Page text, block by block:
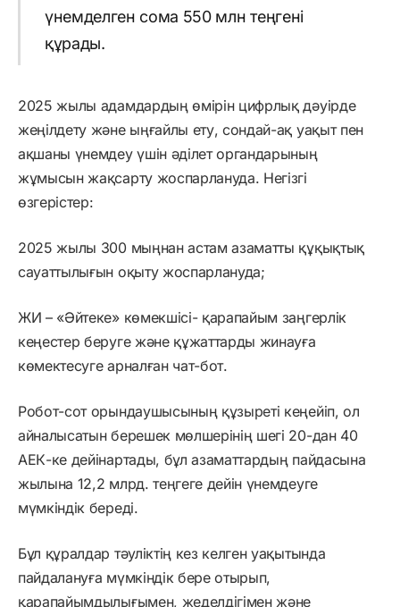
үнемделген сома 550 млн теңгені
құрады.
2025 жылы адамдардың өмірін цифрлық дәуірде
жеңілдету және ыңғайлы ету, сондай-ақ уақыт пен
ақшаны үнемдеу үшін әділет органдарының
жұмысын жақсарту жоспарлануда. Негізгі
өзгерістер:
2025 жылы 300 мыңнан астам азаматты құқықтық
сауаттылығын оқыту жоспарлануда;
ЖИ – «Әйтеке» көмекшісі- қарапайым заңгерлік
кеңестер беруге және құжаттарды жинауға
көмектесуге арналған чат-бот.
Робот-сот орындаушысының құзыреті кеңейіп, ол
айналысатын берешек мөлшерінің шегі 20-дан 40
АЕК-ке дейінартады, бұл азаматтардың пайдасына
жылына 12,2 млрд. теңгеге дейін үнемдеуге
мүмкіндік береді.
Бұл құралдар тәуліктің кез келген уақытында
пайдалануға мүмкіндік бере отырып,
қарапайымдылығымен, жеделдігімен және